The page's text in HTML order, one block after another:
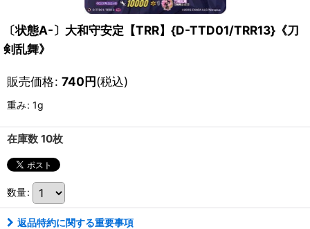
〔状態A-〕大和守安定【TRR】{D-TTD01/TRR13}《刀
剣乱舞》
販売価格: 740円(税込)
重み: 1g
在庫数 10枚
数量:
返品特約に関する重要事項